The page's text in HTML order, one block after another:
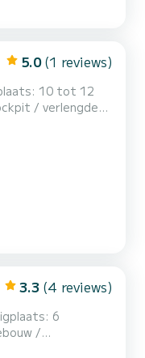
5.0 (1 reviews)
/ verlengde
/
3.3 (4 reviews)
/